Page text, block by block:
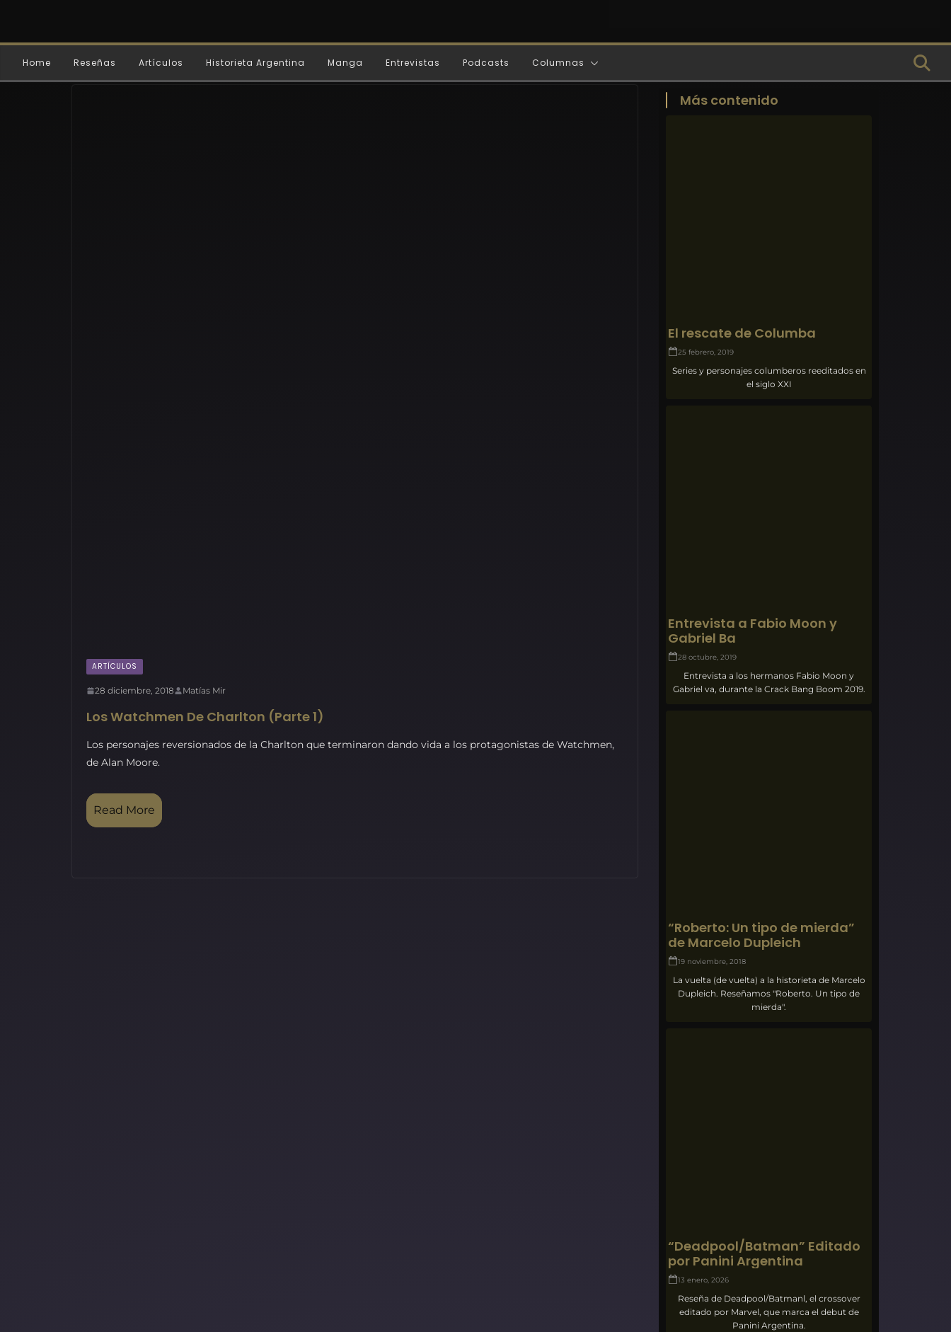
Home Reseñas Artículos Historieta Argentina Manga Entrevistas Podcasts Columnas
ARTÍCULOS
28 diciembre, 2018 Matías Mir
Los Watchmen De Charlton (Parte 1)
Los personajes reversionados de la Charlton que terminaron dando vida a los protagonistas de Watchmen,
de Alan Moore.
Read More
Más contenido
El rescate de Columba
25 febrero, 2019
Series y personajes columberos reeditados en
el siglo XXI
Entrevista a Fabio Moon y
Gabriel Ba
28 octubre, 2019
Entrevista a los hermanos Fabio Moon y
Gabriel va, durante la Crack Bang Boom 2019.
“Roberto: Un tipo de mierda”
de Marcelo Dupleich
19 noviembre, 2018
La vuelta (de vuelta) a la historieta de Marcelo
Dupleich. Reseñamos "Roberto. Un tipo de
mierda".
“Deadpool/Batman” Editado
por Panini Argentina
13 enero, 2026
Reseña de Deadpool/Batmanl, el crossover
editado por Marvel, que marca el debut de
Panini Argentina.